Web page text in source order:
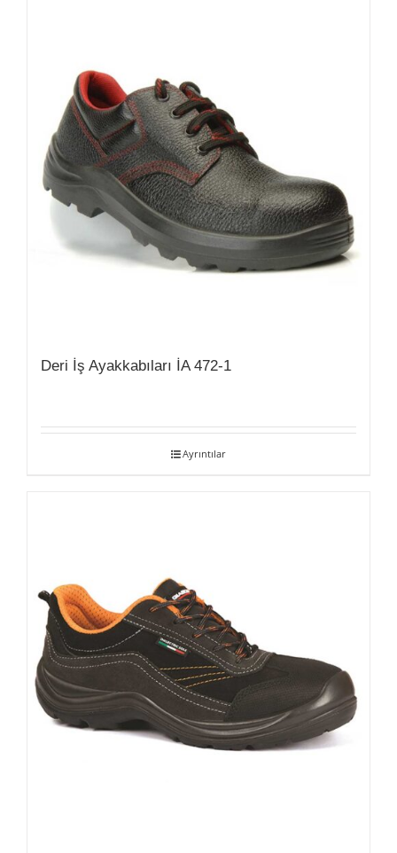
Deri İş Ayakkabıları İA 472-1
Ayrıntılar